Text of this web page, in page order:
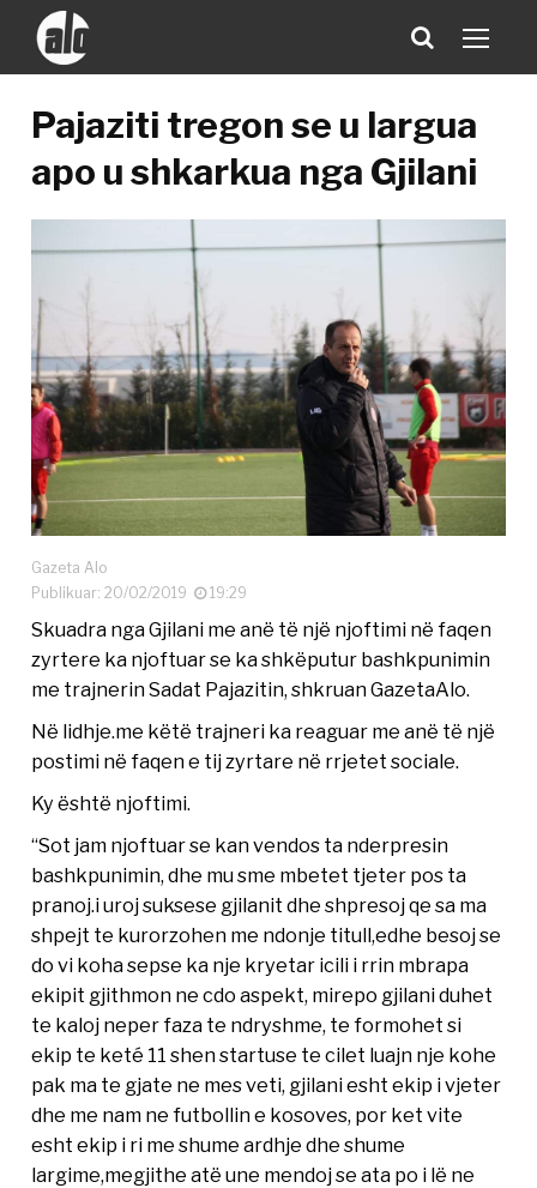
Pajaziti tregon se u largua
apo u shkarkua nga Gjilani
Gazeta Alo
Publikuar: 20/02/2019
19:29
Skuadra nga Gjilani me anë të një njoftimi në faqen
zyrtere ka njoftuar se ka shkëputur bashkpunimin
me trajnerin Sadat Pajazitin, shkruan GazetaAlo.
Në lidhje.me këtë trajneri ka reaguar me anë të një
postimi në faqen e tij zyrtare në rrjetet sociale.
Ky është njoftimi.
“Sot jam njoftuar se kan vendos ta nderpresin
bashkpunimin, dhe mu sme mbetet tjeter pos ta
pranoj.i uroj suksese gjilanit dhe shpresoj qe sa ma
shpejt te kurorzohen me ndonje titull,edhe besoj se
do vi koha sepse ka nje kryetar icili i rrin mbrapa
ekipit gjithmon ne cdo aspekt, mirepo gjilani duhet
te kaloj neper faza te ndryshme, te formohet si
ekip te keté 11 shen startuse te cilet luajn nje kohe
pak ma te gjate ne mes veti, gjilani esht ekip i vjeter
dhe me nam ne futbollin e kosoves, por ket vite
esht ekip i ri me shume ardhje dhe shume
largime,megjithe atë une mendoj se ata po i lë ne